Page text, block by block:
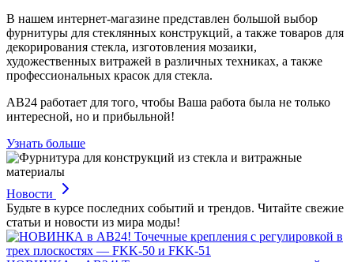
В нашем интернет-магазине представлен большой выбор
фурнитуры для стеклянных конструкций, а также товаров для
декорирования стекла, изготовления мозаики,
художественных витражей в различных техниках, а также
профессиональных красок для стекла.
АВ24 работает для того, чтобы Ваша работа была не только
интересной, но и прибыльной!
Узнать больше
Новости
Будьте в курсе последних событий и трендов. Читайте свежие
статьи и новости из мира моды!